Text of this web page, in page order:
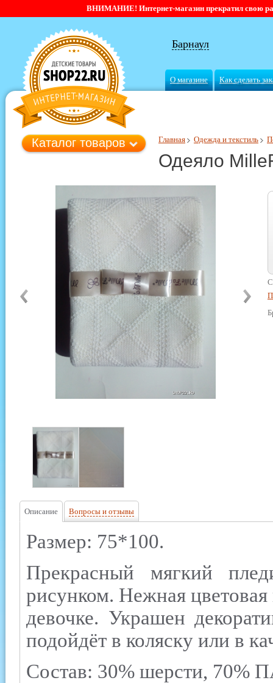
ВНИМАНИЕ! Интернет-магазин прекратил свою
Барнаул
О магазине Как сделать
Главная Одежда и текстиль
Одеяло
Каталог товаров
Описание Вопросы и отзывы
Размер: 75*100.
Прекрасный мягкий
рисунком. Нежная цветовая
девочке. Украшен
подойдёт в коляску или в
Состав: 30% шерсти, 70%